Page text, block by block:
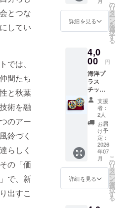
とつな
してい
では、
間たち
と秋葉
術を融
のアー
鈴づく
らしく
の「価
で、新
出すこ
詳細を見る
の
リ
タ
ー
ン
を
選
択
す
る
4,0
00 円
海洋プ
ラス
チック
ゴミを
アップ
サイク
ル！
ECOカ
ラフル
コース
ター1枚
※画像は
硝子を
埋め込
んだイ
メージ
支援
者：
2人
お届
け予
定：
2026
年07
月
詳細を見る
こ
の
リ
タ
ー
ン
を
選
択
す
る